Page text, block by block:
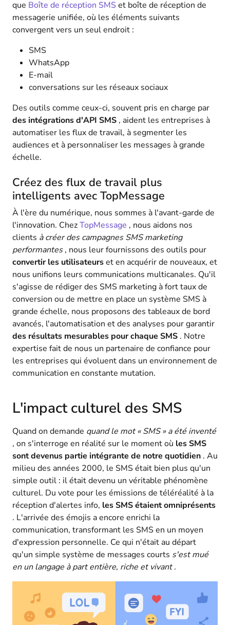
que Boîte de réception SMS et boîte de réception de
messagerie unifiée, où les éléments suivants
convergent vers un seul endroit :
SMS
WhatsApp
E-mail
conversations sur les réseaux sociaux
Des outils comme ceux-ci, souvent pris en charge par
des intégrations d'API SMS , aident les entreprises à
automatiser les flux de travail, à segmenter les
audiences et à personnaliser les messages à grande
échelle.
Créez des flux de travail plus
intelligents avec TopMessage
À l'ère du numérique, nous sommes à l'avant-garde de
l'innovation. ChezTopMessage , nous aidons nos
clients à créer des campagnes SMS marketing
performantes, nous leur fournissons des outils pour
convertir les utilisateurset en acquérir de nouveaux, et
nous unifions leurs communications multicanales. Qu'il
s'agisse de rédiger des SMS marketing à fort taux de
conversion ou de mettre en place un système SMS à
grande échelle, nous proposons des tableaux de bord
avancés, l'automatisation et des analyses pour garantir
des résultats mesurables pour chaque SMS . Notre
expertise fait de nous un partenaire de confiance pour
les entreprises qui évoluent dans un environnement de
communication en constante mutation.
L'impact culturel des SMS
Quand on demande quand le mot « SMS » a été inventé
, on s'interroge en réalité sur le moment où les SMS
sont devenus partie intégrante de notre quotidien . Au
milieu des années 2000, le SMS était bien plus qu'un
simple outil : il était devenu un véritable phénomène
culturel. Du vote pour les émissions de téléréalité à la
réception d'alertes info, les SMS étaient omniprésents
. L'arrivée des émojis a encore enrichi la
communication, transformant les SMS en un moyen
d'expression personnelle. Ce qui n'était au départ
qu'un simple système de messages courts s'est mué
en un langage à part entière, riche et vivant.